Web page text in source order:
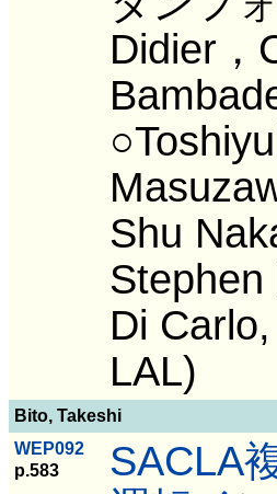
Didier，
Shu
Di
LAL)
Bito, Takeshi
WEP092
p.583
SACLA